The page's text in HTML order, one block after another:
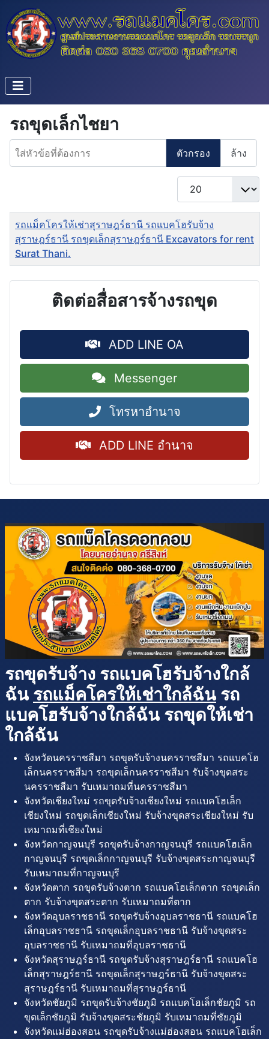
รถขุดเล็กไชยา
ใส่หัวข้อที่ต้องการ
ตัวกรอง ล้าง
แสดง #
ชื่อ
รถแม็คโครให้เช่าสุราษฎร์ธานี รถแบคโฮรับจ้าง
สุราษฎร์ธานี รถขุดเล็กสุราษฎร์ธานี Excavators for rent
Surat Thani.
ติดต่อสื่อสารจ้างรถขุด
ADD LINE OA
Messenger
โทรหาอำนาจ
ADD LINE อำนาจ
รถขุดรับจ้าง รถแบคโฮรับจ้างใกล้
ฉัน รถแม็คโครให้เช่าใกล้ฉัน รถ
แบคโฮรับจ้างใกล้ฉัน รถขุดให้เช่า
ใกล้ฉัน
จังหวัดนครราชสีมา รถขุดรับจ้างนครราชสีมา รถแบคโฮ
เล็กนครราชสีมา รถขุดเล็กนครราชสีมา รับจ้างขุดสระ
นครราชสีมา รับเหมาถมที่นครราชสีมา
จังหวัดเชียงใหม่ รถขุดรับจ้างเชียงใหม่ รถแบคโฮเล็ก
เชียงใหม่ รถขุดเล็กเชียงใหม่ รับจ้างขุดสระเชียงใหม่ รับ
เหมาถมที่เชียงใหม่
จังหวัดกาญจนบุรี รถขุดรับจ้างกาญจนบุรี รถแบคโฮเล็ก
กาญจนบุรี รถขุดเล็กกาญจนบุรี รับจ้างขุดสระกาญจนบุรี
รับเหมาถมที่กาญจนบุรี
จังหวัดตาก รถขุดรับจ้างตาก รถแบคโฮเล็กตาก รถขุดเล็ก
ตาก รับจ้างขุดสระตาก รับเหมาถมที่ตาก
จังหวัดอุบลราชธานี รถขุดรับจ้างอุบลราชธานี รถแบคโฮ
เล็กอุบลราชธานี รถขุดเล็กอุบลราชธานี รับจ้างขุดสระ
อุบลราชธานี รับเหมาถมที่อุบลราชธานี
จังหวัดสุราษฎร์ธานี รถขุดรับจ้างสุราษฎร์ธานี รถแบคโฮ
เล็กสุราษฎร์ธานี รถขุดเล็กสุราษฎร์ธานี รับจ้างขุดสระ
สุราษฎร์ธานี รับเหมาถมที่สุราษฎร์ธานี
จังหวัดชัยภูมิ รถขุดรับจ้างชัยภูมิ รถแบคโฮเล็กชัยภูมิ รถ
ขุดเล็กชัยภูมิ รับจ้างขุดสระชัยภูมิ รับเหมาถมที่ชัยภูมิ
จังหวัดแม่ฮ่องสอน รถขุดรับจ้างแม่ฮ่องสอน รถแบคโฮเล็ก